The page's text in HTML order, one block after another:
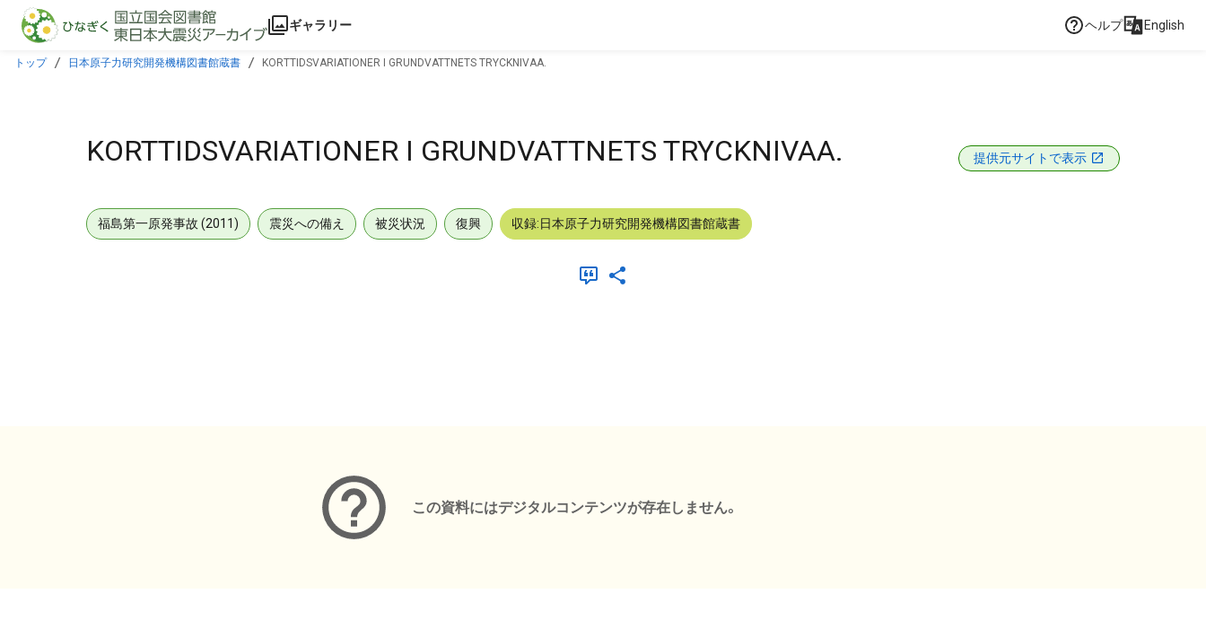
本文に飛ぶ
ギャラリー ヘルプ English
トップ 日本原子力研究開発機構図書館蔵書 KORTTIDSVARIATIONER I GRUNDVATTNETS TRYCKNIVAA.
KORTTIDSVARIATIONER I GRUNDVATTNETS TRYCKNIVAA. 提供元サイトで表示
福島第一原発事故 (2011) 震災への備え 被災状況 復興 収録:日本原子力研究開発機構図書館蔵書
この資料にはデジタルコンテンツが存在しません。